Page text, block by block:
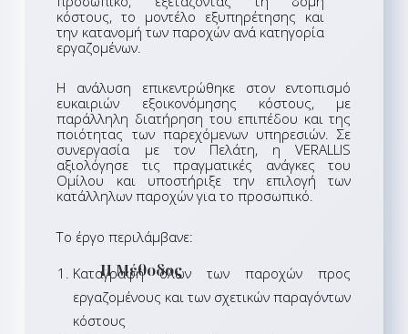
Η Μέθοδος
κόστους, το μοντέλο εξυπηρέτησης και
την κατανομή των παροχών ανά κατηγορία
εργαζομένων.
Η ανάλυση επικεντρώθηκε στον εντοπισμό
ευκαιριών εξοικονόμησης κόστους, με
παράλληλη διατήρηση του επιπέδου και της
ποιότητας των παρεχόμενων υπηρεσιών. Σε
συνεργασία με τον Πελάτη, η VERALLIS
αξιολόγησε τις πραγματικές ανάγκες του
Ομίλου και υποστήριξε την επιλογή των
κατάλληλων παροχών για το προσωπικό.
Το έργο περιλάμβανε:
Καταγραφή όλων των παροχών προς
εργαζομένους και των σχετικών παραγόντων
κόστους